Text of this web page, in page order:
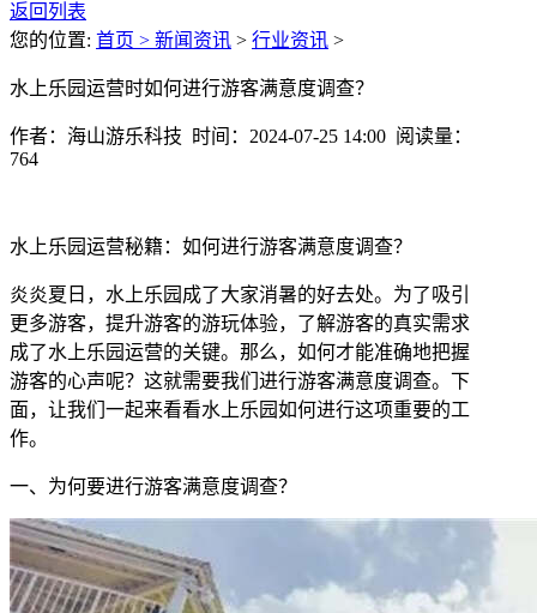
返回列表
您的位置: 首页 > 新闻资讯 > 行业资讯 >
水上乐园运营时如何进行游客满意度调查？
作者：海山游乐科技 时间：2024-07-25 14:00 阅读量：
764
水上乐园运营秘籍：如何进行游客满意度调查？
炎炎夏日，水上乐园成了大家消暑的好去处。为了吸引
更多游客，提升游客的游玩体验，了解游客的真实需求
成了水上乐园运营的关键。那么，如何才能准确地把握
游客的心声呢？这就需要我们进行游客满意度调查。下
面，让我们一起来看看水上乐园如何进行这项重要的工
作。
一、为何要进行游客满意度调查？